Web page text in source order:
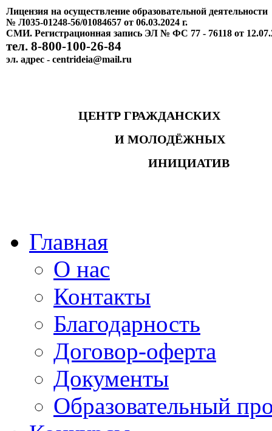
Лицензия на осуществление образовательной деятельности
№ Л035-01248-56/01084657 от 06.03.2024 г.
СМИ. Регистрационная запись ЭЛ № ФС 77 - 76118 от
тел. 8-800-100-26-84
эл. адрес - centrideia@mail.ru
ЦЕНТР ГРАЖДАНСКИХ
И МОЛОДЁЖНЫХ
ИНИЦИАТИВ
Главная
О нас
Контакты
Благодарность
Договор-оферта
Документы
Образовательный